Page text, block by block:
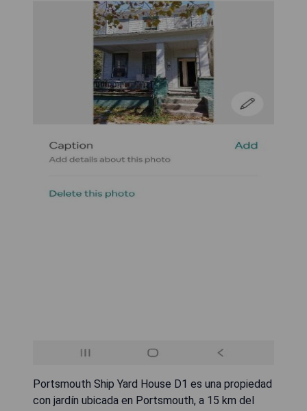
Portsmouth Ship Yard House D1 es una propiedad
con jardín ubicada en Portsmouth, a 15 km del